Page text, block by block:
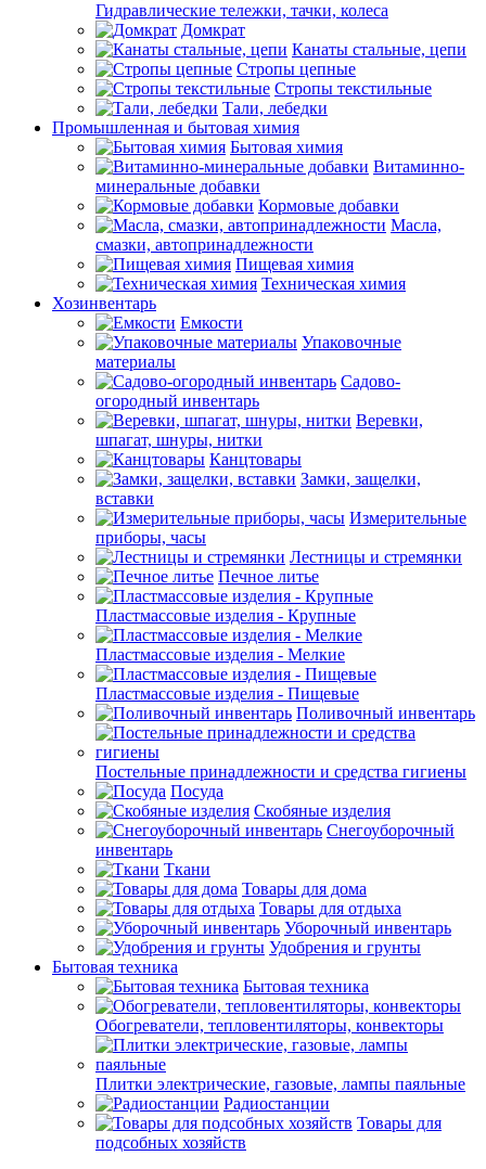
Гидравлические тележки, тачки, колеса
Домкрат
Канаты стальные, цепи
Стропы цепные
Стропы текстильные
Тали, лебедки
Промышленная и бытовая химия
Бытовая химия
Витаминно-
минеральные добавки
Кормовые добавки
Масла,
смазки, автопринадлежности
Пищевая химия
Техническая химия
Хозинвентарь
Емкости
Упаковочные
материалы
Садово-
огородный инвентарь
Веревки,
шпагат, шнуры, нитки
Канцтовары
Замки, защелки,
вставки
Измерительные
приборы, часы
Лестницы и стремянки
Печное литье
Пластмассовые изделия - Крупные
Пластмассовые изделия - Мелкие
Пластмассовые изделия - Пищевые
Поливочный инвентарь
Постельные принадлежности и средства гигиены
Посуда
Скобяные изделия
Снегоуборочный
инвентарь
Ткани
Товары для дома
Товары для отдыха
Уборочный инвентарь
Удобрения и грунты
Бытовая техника
Бытовая техника
Обогреватели, тепловентиляторы, конвекторы
Плитки электрические, газовые, лампы паяльные
Радиостанции
Товары для
подсобных хозяйств